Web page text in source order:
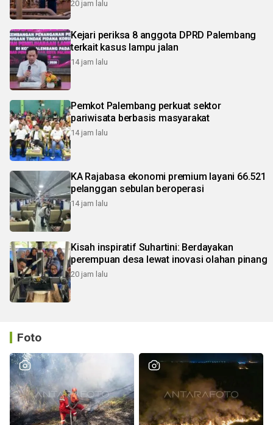
20 jam lalu
Kejari periksa 8 anggota DPRD Palembang
terkait kasus lampu jalan
14 jam lalu
Pemkot Palembang perkuat sektor
pariwisata berbasis masyarakat
14 jam lalu
KA Rajabasa ekonomi premium layani 66.521
pelanggan sebulan beroperasi
14 jam lalu
Kisah inspiratif Suhartini: Berdayakan
perempuan desa lewat inovasi olahan pinang
20 jam lalu
Foto